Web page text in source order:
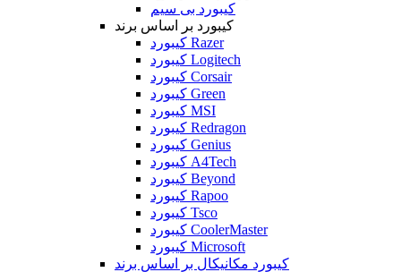
کیبورد بی سیم
کیبورد بر اساس برند
کیبورد Razer
کیبورد Logitech
کیبورد Corsair
کیبورد Green
کیبورد MSI
کیبورد Redragon
کیبورد Genius
کیبورد A4Tech
کیبورد Beyond
کیبورد Rapoo
کیبورد Tsco
کیبورد CoolerMaster
کیبورد Microsoft
کیبورد مکانیکال بر اساس برند